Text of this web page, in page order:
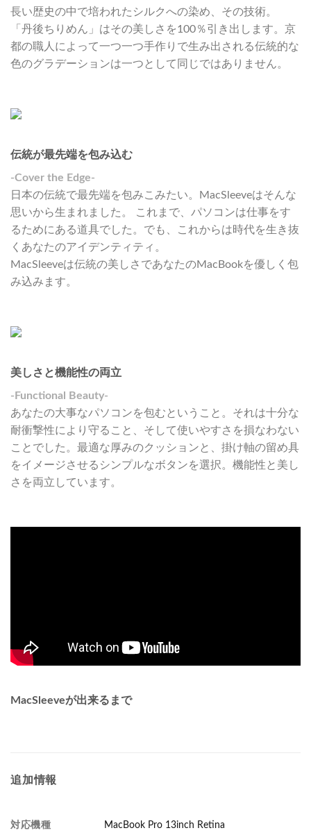
長い歴史の中で培われたシルクへの染め、その技術。
「丹後ちりめん」はその美しさを100％引き出します。京
都の職人によって一つ一つ手作りで生み出される伝統的な
色のグラデーションは一つとして同じではありません。
伝統が最先端を包み込む
-Cover the Edge-
日本の伝統で最先端を包みこみたい。MacSleeveはそんな
思いから生まれました。 これまで、パソコンは仕事をす
るためにある道具でした。でも、これからは時代を生き抜
くあなたのアイデンティティ。
MacSleeveは伝統の美しさであなたのMacBookを優しく包
み込みます。
美しさと機能性の両立
-Functional Beauty-
あなたの大事なパソコンを包むということ。それは十分な
耐衝撃性により守ること、そして使いやすさを損なわない
ことでした。最適な厚みのクッションと、掛け軸の留め具
をイメージさせるシンプルなボタンを選択。機能性と美し
さを両立しています。
MacSleeveが出来るまで
追加情報
対応機種 MacBook Pro 13inch Retina